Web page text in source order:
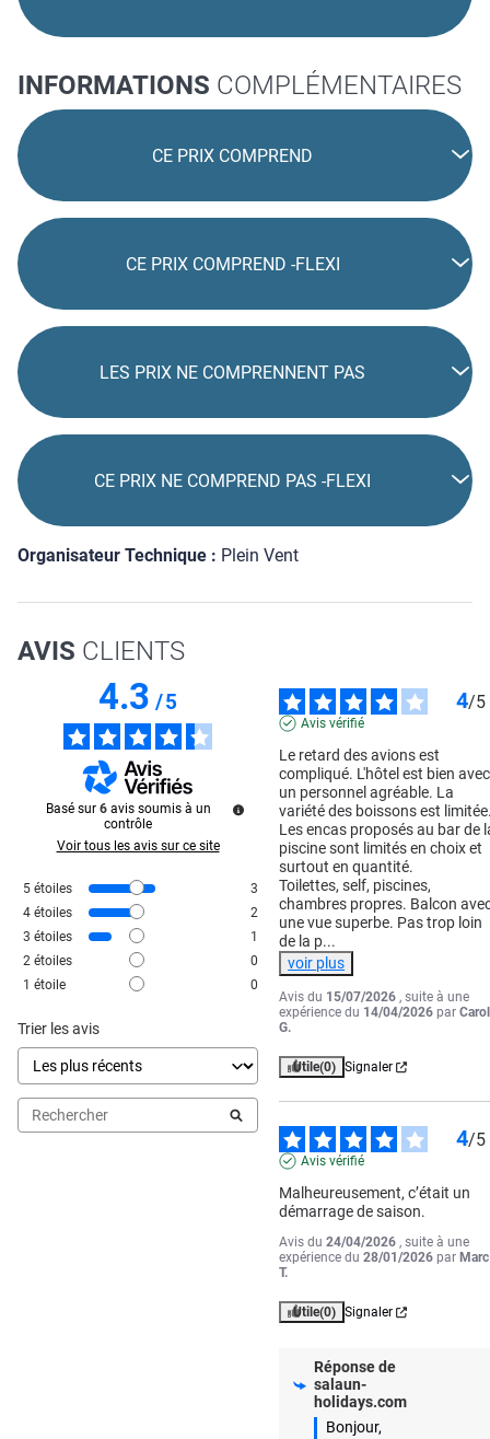
INFORMATIONS COMPLÉMENTAIRES
CE PRIX COMPREND
CE PRIX COMPREND -FLEXI
LES PRIX NE COMPRENNENT PAS
CE PRIX NE COMPREND PAS -FLEXI
Organisateur Technique : Plein Vent
AVIS CLIENTS
4.3/5
Basé sur 6 avis soumis à un
contrôle
Voir tous les avis sur ce site
5 étoiles
3
4 étoiles
2
3 étoiles
1
2 étoiles
0
1 étoile 0
Trier les avis
4/5
Avis vérifié
Le retard des avions est
compliqué. L'hôtel est bien avec
un personnel agréable. La
variété des boissons est
Les encas proposés au bar de
piscine sont limités en choix et
surtout en quantité.
Toilettes, self, piscines,
chambres propres. Balcon
une vue superbe. Pas trop loin
de la p...
voir plus
Avis du 15/07/2026 , suite à une
expérience du 14/04/2026 par
G.
Utile(0) Signaler
4/5
Avis vérifié
Malheureusement, c’était un
démarrage de saison.
Avis du24/04/2026 , suite à une
expérience du28/01/2026 par Marc
T.
Utile(0) Signaler
Réponse de
salaun-
holidays.com
Bonjour,